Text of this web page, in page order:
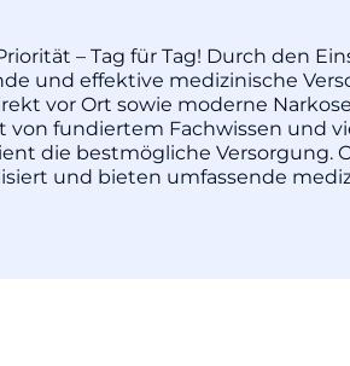
– Tag für Tag! Durch den
und effektive medizinische
vor Ort sowie moderne
fundiertem Fachwissen und
die bestmögliche Versorgung.
und bieten umfassende